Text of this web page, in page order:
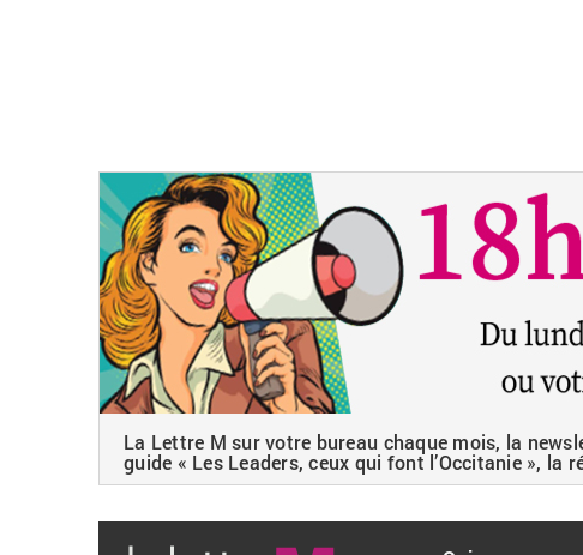
La Lettre M sur votre bureau chaque mois, la
guide « Les Leaders, ceux qui font l’Occitanie », la